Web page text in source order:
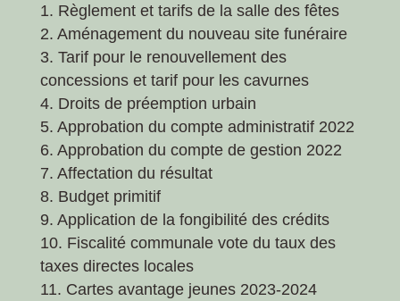
1. Règlement et tarifs de la salle des fêtes
2. Aménagement du nouveau site funéraire
3. Tarif pour le renouvellement des
concessions et tarif pour les cavurnes
4. Droits de préemption urbain
5. Approbation du compte administratif 2022
6. Approbation du compte de gestion 2022
7. Affectation du résultat
8. Budget primitif
9. Application de la fongibilité des crédits
10. Fiscalité communale vote du taux des
taxes directes locales
11. Cartes avantage jeunes 2023-2024